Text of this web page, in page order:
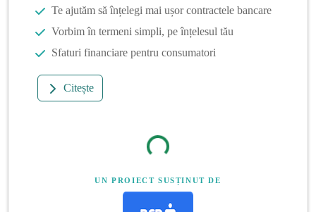
Te ajutăm să înțelegi mai ușor contractele bancare
Vorbim în termeni simpli, pe înțelesul tău
Sfaturi financiare pentru consumatori
Citește
UN PROIECT SUSȚINUT DE